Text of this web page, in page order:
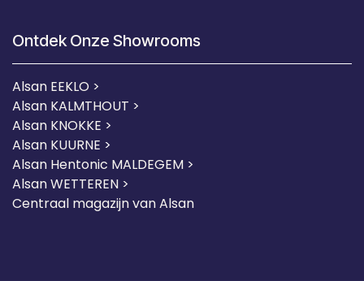
Ontdek Onze Showrooms
Alsan EEKLO >
Alsan KALMTHOUT >
Alsan KNOKKE >
Alsan KUURNE >
Alsan Hentonic MALDEGEM >
Alsan WETTEREN >
Centraal magazijn van Alsan